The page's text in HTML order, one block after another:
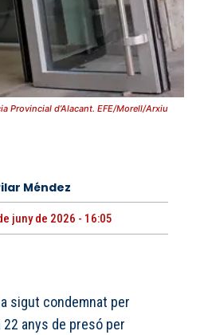
Provincial d’Alacant. EFE/Morell/Arxiu
Méndez
juny de 2026 - 16:05
sigut condemnat per
22 anys de presó per